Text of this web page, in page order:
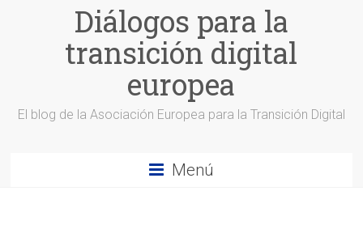
Diálogos para la
transición digital
europea
El blog de la Asociación Europea para la Transición Digital
Menú